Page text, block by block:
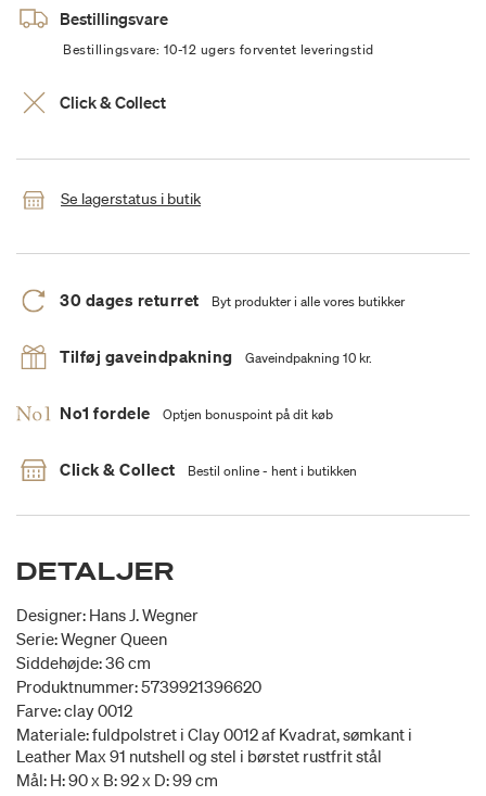
Bestillingsvare
Bestillingsvare: 10-12 ugers forventet leveringstid
Click & Collect
Se lagerstatus i butik
30 dages returret Byt produkter i alle vores butikker
Tilføj gaveindpakning Gaveindpakning 10 kr.
No1 fordele Optjen bonuspoint på dit køb
Click & Collect Bestil online - hent i butikken
DETALJER
Designer: Hans J. Wegner
Serie: Wegner Queen
Siddehøjde: 36 cm
Produktnummer: 5739921396620
Farve: clay 0012
Materiale: fuldpolstret i Clay 0012 af Kvadrat, sømkant i
Leather Max 91 nutshell og stel i børstet rustfrit stål
Mål: H: 90 x B: 92 x D: 99 cm